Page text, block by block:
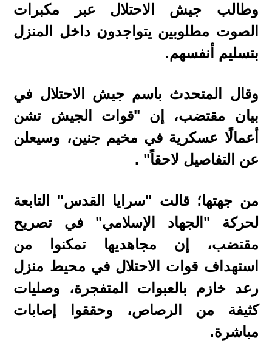
وطالب جيش الاحتلال عبر مكبرات
الصوت مطلوبين يتواجدون داخل المنزل
بتسليم أنفسهم.
وقال المتحدث باسم جيش الاحتلال في
بيان مقتضب، إن "قوات الجيش تشن
أعمالًا عسكرية في مخيم جنين، وسيعلن
عن التفاصيل لاحقاً" .
من جهتها؛ قالت "سرايا القدس" التابعة
لحركة "الجهاد الإسلامي" في تصريح
مقتضب، إن مجاهديها تمكنوا من
استهداف قوات الاحتلال في محيط منزل
رعد خازم بالعبوات المتفجرة، وصليات
كثيفة من الرصاص، وحققوا إصابات
مباشرة.